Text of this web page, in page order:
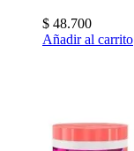
$ 48.700
Añadir al carrito